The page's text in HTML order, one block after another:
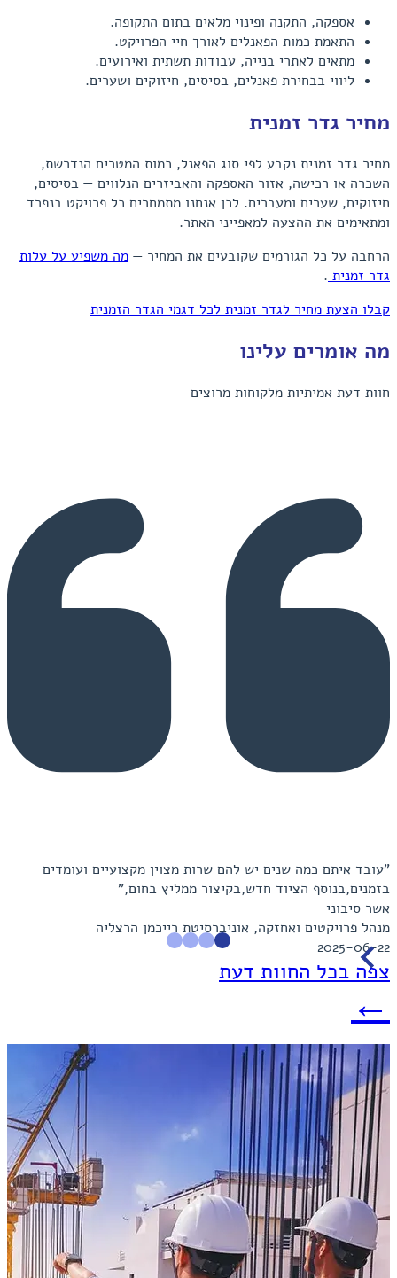
אספקה, התקנה ופינוי מלאים בתום התקופה.
התאמת כמות הפאנלים לאורך חיי הפרויקט.
מתאים לאתרי בנייה, עבודות תשתית ואירועים.
ליווי בבחירת פאנלים, בסיסים, חיזוקים ושערים.
מחיר גדר זמנית
מחיר גדר זמנית נקבע לפי סוג הפאנל, כמות המטרים הנדרשת,
השכרה או רכישה, אזור האספקה והאביזרים הנלווים — בסיסים,
חיזוקים, שערים ומעברים. לכן אנחנו מתמחרים כל פרויקט בנפרד
ומתאימים את ההצעה למאפייני האתר.
הרחבה על כל הגורמים שקובעים את המחיר — מה משפיע על עלות
גדר זמנית .
קבלו הצעת מחיר לגדר זמנית לכל דגמי הגדר הזמנית
מה אומרים עלינו
חוות דעת אמיתיות מלקוחות מרוצים
"עובד איתם כמה שנים יש להם שרות מצוין מקצועיים ועומדים
בזמנים,בנוסף הציוד חדש,בקיצור ממליץ בחום,"
אשר סיבוני
מנהל פרויקטים ואחזקה, אוניברסיטת רייכמן הרצליה
2025-06-22
Item
1
4
צפה בכל החוות דעת
←